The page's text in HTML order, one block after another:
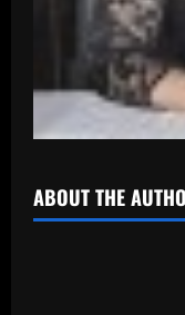
ABOUT THE